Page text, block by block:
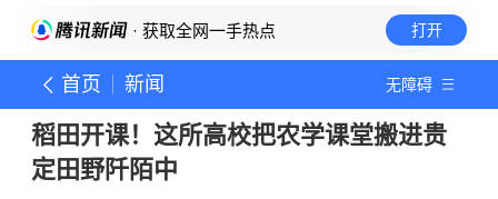
· 获取全网一手热点 打开
首页 新闻 无障碍
稻田开课！这所高校把农学课堂搬进贵
定田野阡陌中